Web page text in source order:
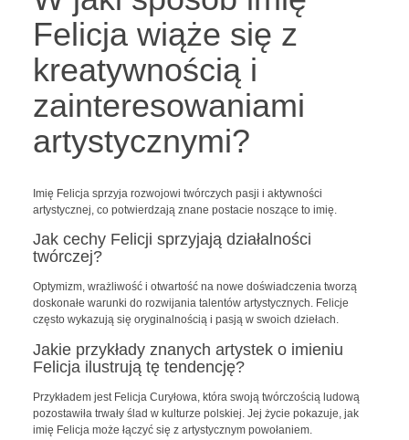
Felicja wiąże się z
kreatywnością i
zainteresowaniami
artystycznymi?
Imię Felicja sprzyja rozwojowi twórczych pasji i aktywności
artystycznej, co potwierdzają znane postacie noszące to imię.
Jak cechy Felicji sprzyjają działalności
twórczej?
Optymizm, wrażliwość i otwartość na nowe doświadczenia tworzą
doskonałe warunki do rozwijania talentów artystycznych. Felicje
często wykazują się oryginalnością i pasją w swoich dziełach.
Jakie przykłady znanych artystek o imieniu
Felicja ilustrują tę tendencję?
Przykładem jest Felicja Curyłowa, która swoją twórczością ludową
pozostawiła trwały ślad w kulturze polskiej. Jej życie pokazuje, jak
imię Felicja może łączyć się z artystycznym powołaniem.